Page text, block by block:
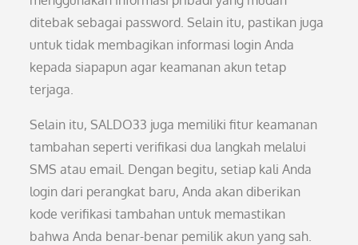
ditebak sebagai password. Selain itu, pastikan juga
untuk tidak membagikan informasi login Anda
kepada siapapun agar keamanan akun tetap
terjaga.
Selain itu, SALDO33 juga memiliki fitur keamanan
tambahan seperti verifikasi dua langkah melalui
SMS atau email. Dengan begitu, setiap kali Anda
login dari perangkat baru, Anda akan diberikan
kode verifikasi tambahan untuk memastikan
bahwa Anda benar-benar pemilik akun yang sah.